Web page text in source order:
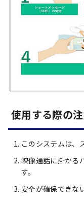
使用する際の
このシステムは、
映像通話に掛かる
す。
安全が確保できな